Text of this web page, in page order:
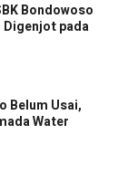
Bondowoso
Digenjot pada
Belum Usai,
Water